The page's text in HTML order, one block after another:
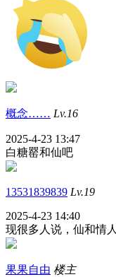
概念…… Lv.16
2025-4-23 13:47
白糖罂和仙吧
13531839839 Lv.19
2025-4-23 14:40
现很多人说，仙和情
果果自由 楼主